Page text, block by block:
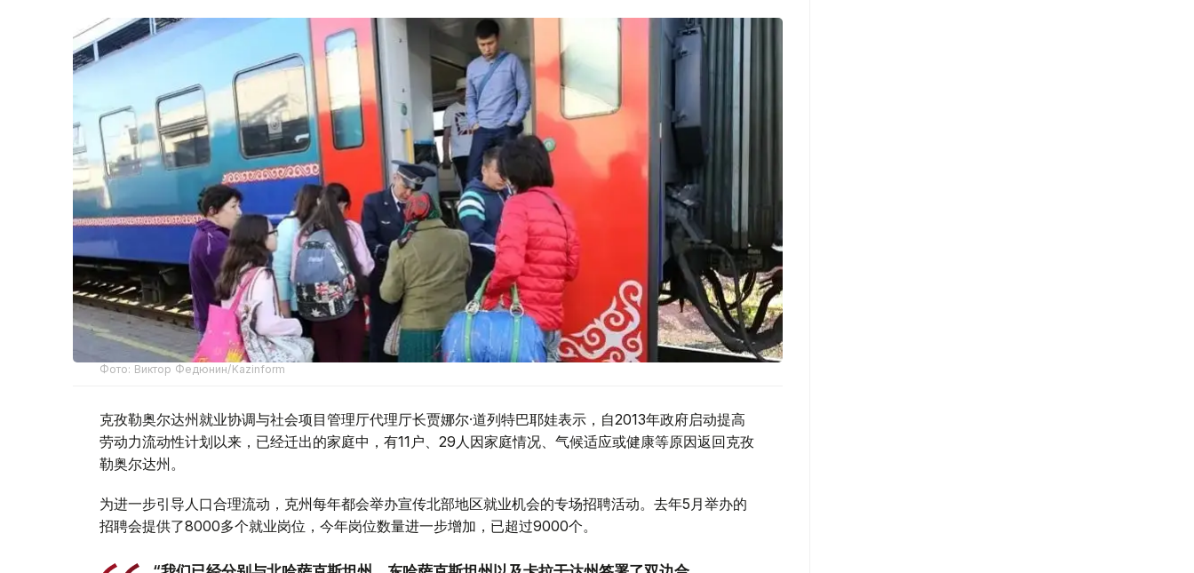
Фото: Виктор Федюнин/Kazinform
克孜勒奥尔达州就业协调与社会项目管理厅代理厅长贾娜尔·道列特巴耶娃表示，自2013年政府启动提高
劳动力流动性计划以来，已经迁出的家庭中，有11户、29人因家庭情况、气候适应或健康等原因返回克孜
勒奥尔达州。
为进一步引导人口合理流动，克州每年都会举办宣传北部地区就业机会的专场招聘活动。去年5月举办的
招聘会提供了8000多个就业岗位，今年岗位数量进一步增加，已超过9000个。